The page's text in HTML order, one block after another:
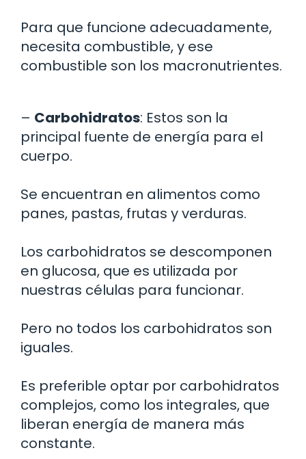
Para que funcione adecuadamente,
necesita combustible, y ese
combustible son los macronutrientes.
– Carbohidratos: Estos son la
principal fuente de energía para el
cuerpo.
Se encuentran en alimentos como
panes, pastas, frutas y verduras.
Los carbohidratos se descomponen
en glucosa, que es utilizada por
nuestras células para funcionar.
Pero no todos los carbohidratos son
iguales.
Es preferible optar por carbohidratos
complejos, como los integrales, que
liberan energía de manera más
constante.